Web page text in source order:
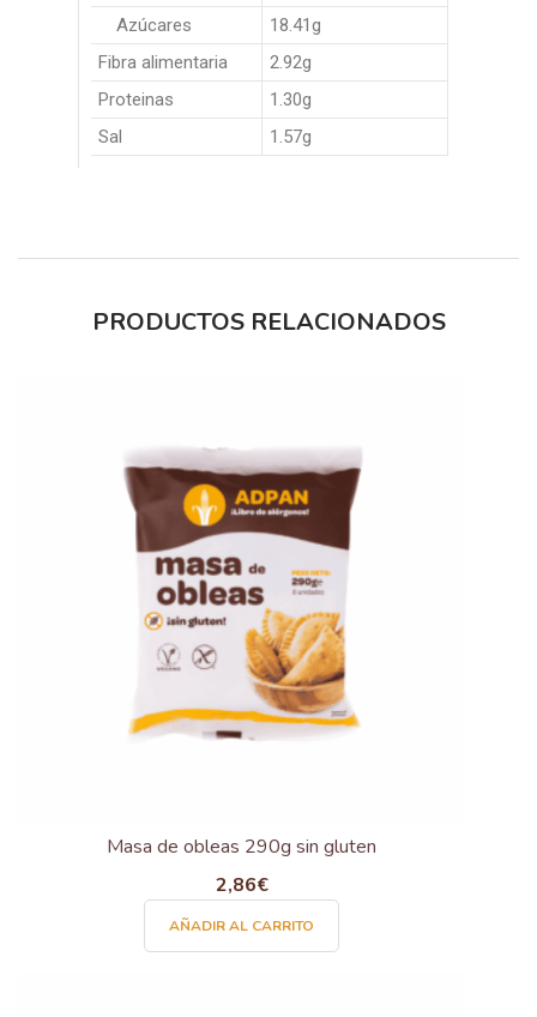
Azúcares
18.41g
Fibra alimentaria
2.92g
Proteinas
1.30g
Sal
1.57g
PRODUCTOS RELACIONADOS
Masa de obleas 290g sin gluten
2,86€
AÑADIR AL CARRITO